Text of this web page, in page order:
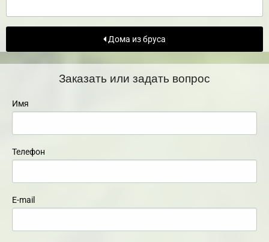
Дома из бруса
Заказать или задать вопрос
Имя
Телефон
E-mail